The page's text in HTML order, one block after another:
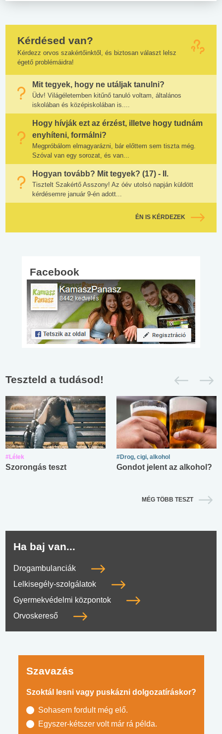
Kérdésed van?
Kérdezz orvos szakértőinktől, és biztosan választ lelsz
égető problémáidra!
Mit tegyek, hogy ne utáljak tanulni?
Üdv! Világéletemben kitűnő tanuló voltam, általános
iskolában és középiskolában is....
Hogy hívják ezt az érzést, illetve hogy tudnám
enyhíteni, formálni?
Megpróbálom elmagyarázni, bár előttem sem tiszta még.
Szóval van egy sorozat, és van...
Hogyan tovább? Mit tegyek? (17) - II.
Tisztelt Szakértő Asszony! Az óév utolsó napján küldött
kérdésemre január 9-én adott...
ÉN IS KÉRDEZEK
Facebook
Teszteld a tudásod!
#Lélek
Szorongás teszt
#Drog, cigi, alkohol
Gondot jelent az alkohol?
MÉG TÖBB TESZT
Ha baj van...
Drogambulanciák
Lelkisegély-szolgálatok
Gyermekvédelmi központok
Orvoskereső
Szavazás
Szoktál lesni vagy puskázni dolgozatíráskor?
Sohasem fordult még elő.
Egyszer-kétszer volt már rá példa.